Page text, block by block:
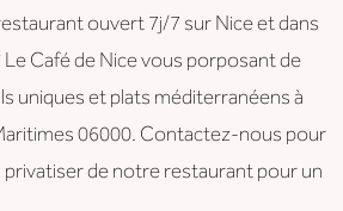
ouvert 7j/7 sur Nice et dans
Café de Nice vous porposant de
uniques et plats méditerranéens à
06000. Contactez-nous pour
de notre restaurant pour un